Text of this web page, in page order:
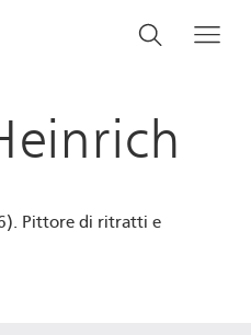
Search
menu
Cerca
Pittore di ritratti e